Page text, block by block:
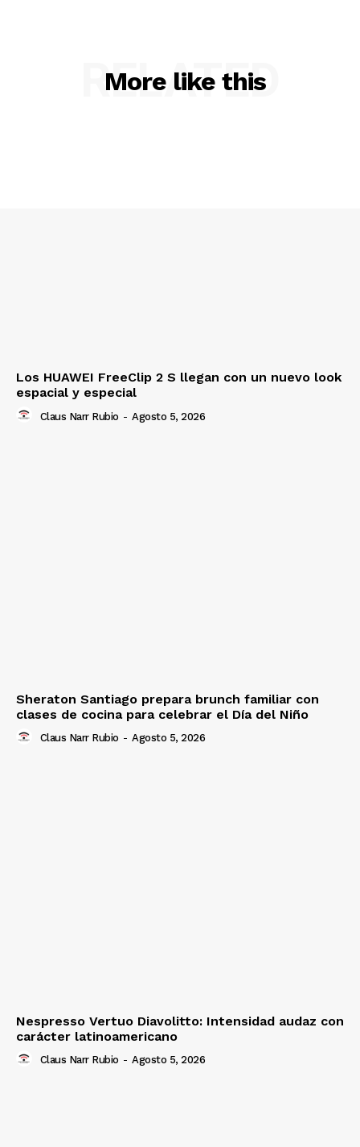
More like this
RELATED
Los HUAWEI FreeClip 2 S llegan con un nuevo look
espacial y especial
Claus Narr Rubio - Agosto 5, 2026
Sheraton Santiago prepara brunch familiar con
clases de cocina para celebrar el Día del Niño
Claus Narr Rubio - Agosto 5, 2026
Nespresso Vertuo Diavolitto: Intensidad audaz con
carácter latinoamericano
Claus Narr Rubio - Agosto 5, 2026